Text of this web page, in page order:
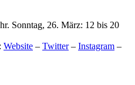
Sonntag, 26. März: 12 bis 20
Website – Twitter– Instagram –